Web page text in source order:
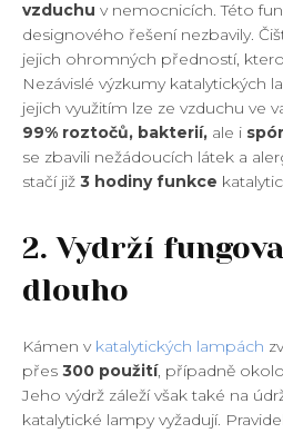
vzduchu v nemocnicích. Této
designového řešení nezbavily.
jejich ohromných předností,
Nezávislé výzkumy katalytických
jejich využitím lze ze vzduchu ve
99% roztočů, bakterií, ale i
se zbavili nežádoucích látek a
stačí již 3 hodiny funkce
2. Vydrží
dlouho
Kámen v katalytických lampách
přes 300 použití, případně
Jeho výdrž záleží však také na
katalytické lampy vyžadují.